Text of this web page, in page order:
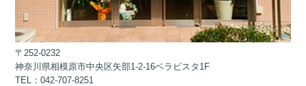
〒252-0232
神奈川県相模原市中央区矢部1-2-16ベラビスタ1F
TEL：042-707-8251